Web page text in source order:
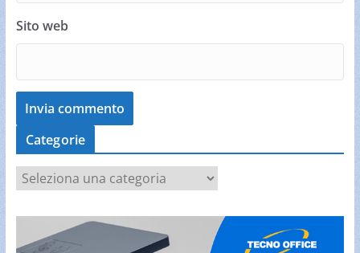
Sito web
Categorie
a
t